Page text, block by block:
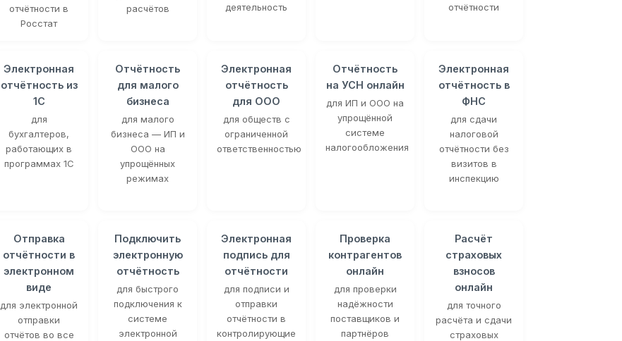
отчётности в
Росстат
расчётов
деятельность
отчётности
Электронная
отчётность из
1С
для
бухгалтеров,
работающих в
программах 1С
Отчётность
для малого
бизнеса
для малого
бизнеса — ИП и
ООО на
упрощённых
режимах
Электронная
отчётность
для ООО
для обществ с
ограниченной
ответственностью
Отчётность
на УСН онлайн
для ИП и ООО на
упрощённой
системе
налогообложения
Электронная
отчётность в
ФНС
для сдачи
налоговой
отчётности без
визитов в
инспекцию
Отправка
отчётности в
электронном
виде
для электронной
отправки
отчётов во все
Подключить
электронную
отчётность
для быстрого
подключения к
системе
электронной
Электронная
подпись для
отчётности
для подписи и
отправки
отчётности в
контролирующие
Проверка
контрагентов
онлайн
для проверки
надёжности
поставщиков и
партнёров
Расчёт
страховых
взносов
онлайн
для точного
расчёта и сдачи
страховых